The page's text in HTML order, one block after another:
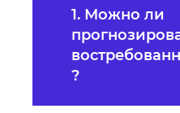
1. Можно ли
?